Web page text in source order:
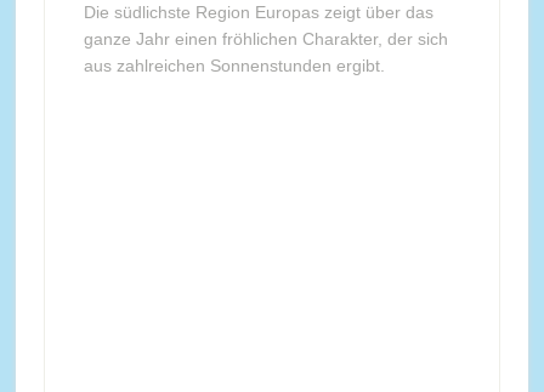
Die südlichste Region Europas zeigt über das
ganze Jahr einen fröhlichen Charakter, der sich
aus zahlreichen Sonnenstunden ergibt.